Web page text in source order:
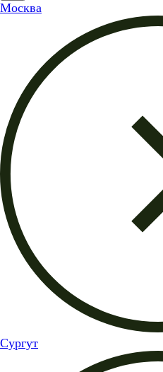
Москва
Сургут